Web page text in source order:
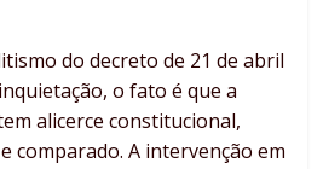
do decreto de 21 de abril
o fato é que a
alicerce constitucional,
comparado. A intervenção em